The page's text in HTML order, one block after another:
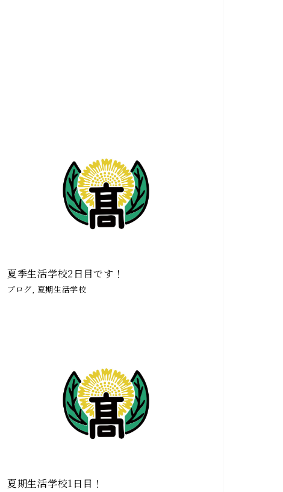
夏季生活学校2日目です！
ブログ, 夏期生活学校
夏期生活学校1日目！